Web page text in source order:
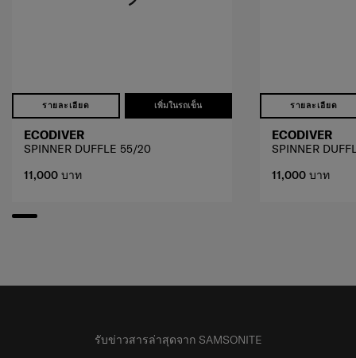
รายละเอียด เพิ่มในรถเข็น
ECODIVER
SPINNER DUFFLE 55/20
11,000 บาท
รายละเอียด
ECODIVER
SPINNER
11,000 บาท
รับข่าวสารล่าสุดจาก SAMSONITE